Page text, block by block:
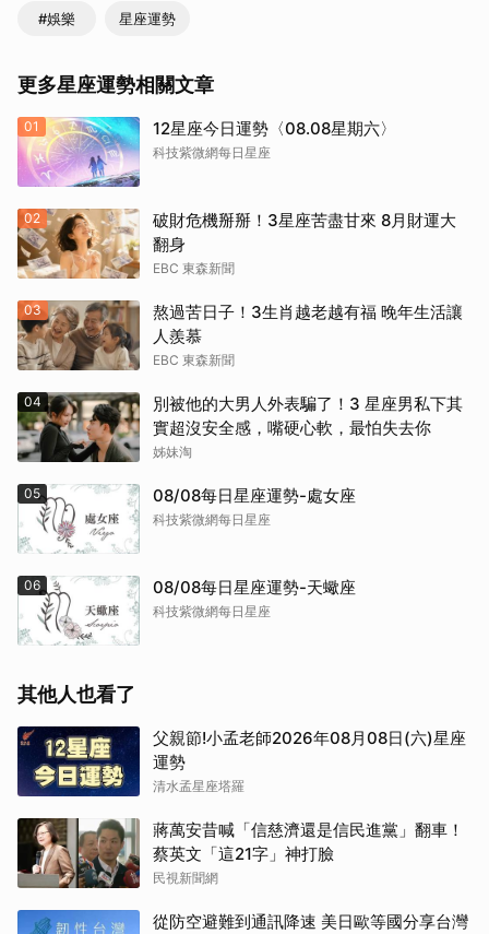
#娛樂 星座運勢
更多星座運勢相關文章
01 12星座今日運勢〈08.08星期六〉
科技紫微網每日星座
02
破財危機掰掰！3星座苦盡甘來 8月財運大
翻身
EBC 東森新聞
03
熬過苦日子！3生肖越老越有福 晚年生活讓
人羨慕
EBC 東森新聞
04
別被他的大男人外表騙了！3 星座男私下其
實超沒安全感，嘴硬心軟，最怕失去你
姊妹淘
05 08/08每日星座運勢-處女座
科技紫微網每日星座
06 08/08每日星座運勢-天蠍座
科技紫微網每日星座
其他人也看了
父親節!小孟老師2026年08月08日(六)星座
運勢
清水孟星座塔羅
蔣萬安昔喊「信慈濟還是信民進黨」翻車！
蔡英文「這21字」神打臉
民視新聞網
從防空避難到通訊降速 美日歐等國分享台灣